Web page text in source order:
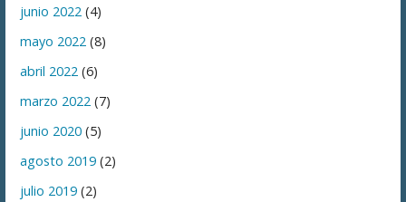
junio 2022 (4)
mayo 2022 (8)
abril 2022 (6)
marzo 2022 (7)
junio 2020 (5)
agosto 2019 (2)
julio 2019 (2)